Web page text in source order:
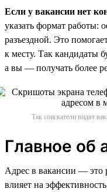
Если у вакансии нет
указать формат
разъездной. Это
к месту. Так кандидаты
а вы — получать более
Так соискатели видят
Главное об
Адрес в вакансии — это
влияет на